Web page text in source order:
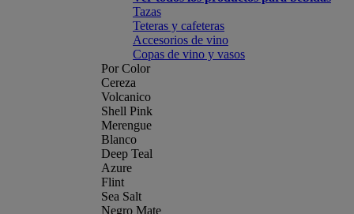
Tazas
Teteras y cafeteras
Accesorios de vino
Copas de vino y vasos
Por Color
Cereza
Volcanico
Shell Pink
Merengue
Blanco
Deep Teal
Azure
Flint
Sea Salt
Negro Mate